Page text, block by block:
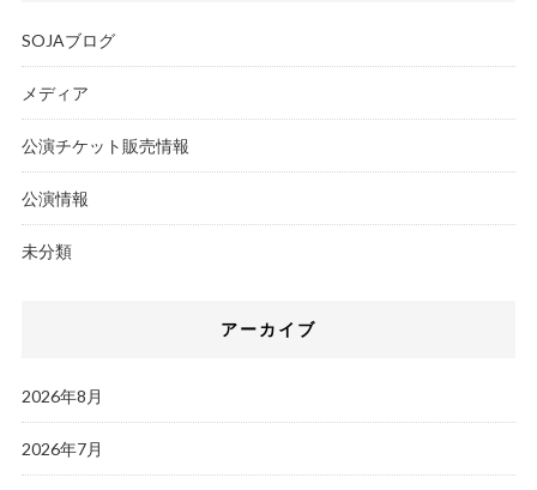
SOJAブログ
メディア
公演チケット販売情報
公演情報
未分類
アーカイブ
2026年8月
2026年7月